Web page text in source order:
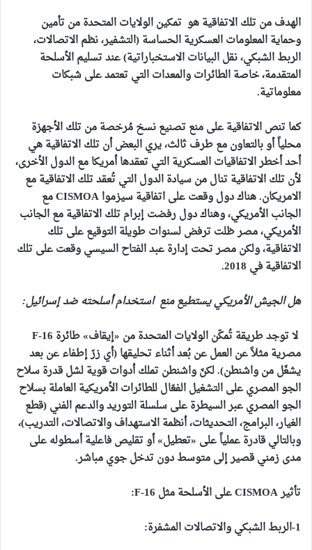
الهدف من تلك الاتفاقية هو تمكين الولايات المتحدة من تأمين
وحماية المعلومات العسكرية الحساسة (التشفير، نظم الاتصالات،
الربط الشبكي، نقل البيانات الاستخباراتية) عند تسليم الأسلحة
المتقدمة، خاصة الطائرات والمعدات التي تعتمد على شبكات
معلوماتية.
كما تنص الاتفاقية على منع تصنيع نسخ مُرخصة من تلك الأجهزة
محلياً أو بالتعاون مع طرف ثالث، يري البعض أن تلك الاتفاقية هي
أحد أخطر الاتفاقيات العسكرية التي تعقدها أمريكا مع الدول الأخرى،
لأن تلك الاتفاقية تنال من سيادة الدول التي تُعقد تلك الاتفاقية مع
الامريكان.
هناك دول وقعت على اتفاقية سيزموا CISMOA مع
الجانب الأمريكي، وهناك دول رفضت إبرام تلك الاتفاقية مع الجانب
الأمريكي، مصر ظلت ترفض لسنوات طويلة التوقيع على تلك
الاتفاقية، ولكن مصر تحت إدارة عبد الفتاح السيسي وقعت على تلك
الاتفاقية في 2018.
هل الجيش الأمريكي يستطيع منع استخدام أسلحته ضد إسرائيل:
لا توجد طريقة تُمكّن الولايات المتحدة من «إيقاف» طائرة F
‑16
مصرية مثلاً عن العمل عن بُعد أثناء تحليقها (أي زرّ إطفاء عن بعد
يشغّل من واشنطن). لكنّ واشنطن تملك أدوات قوية لشل قدرة سلاح
الجو المصري على التشغيل الفعّال للطائرات الأمريكية العاملة بسلاح
الجو المصري عبر السيطرة على سلسلة التوريد والدعم الفني (قطع
الغيار، البرامج، التحديثات، أنظمة الاستهداف والاتصالات، التدريب)،
وبالتالي قادرة عملياً على «تعطيل» أو تقليص فاعلية أسطوله على
مدى زمني قصير إلى متوسط دون تدخل جوي مباشر.
تأثير CISMOA على الأسلحة مثل F
‑16:
1-الربط الشبكي والاتصالات المشفرة: